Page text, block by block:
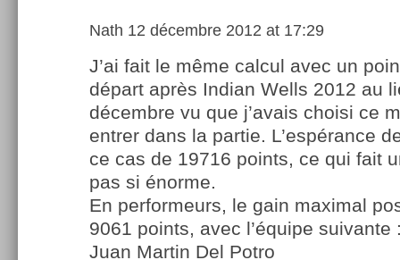
Nath 12 décembre 2012 at 17:29
J’ai fait le même calcul avec un
départ après Indian Wells 2012 au
décembre vu que j’avais choisi ce
entrer dans la partie. L’espérance
ce cas de 19716 points, ce qui fait
pas si énorme.
En performeurs, le gain maximal
9061 points, avec l’équipe suivante
Juan Martin Del Potro